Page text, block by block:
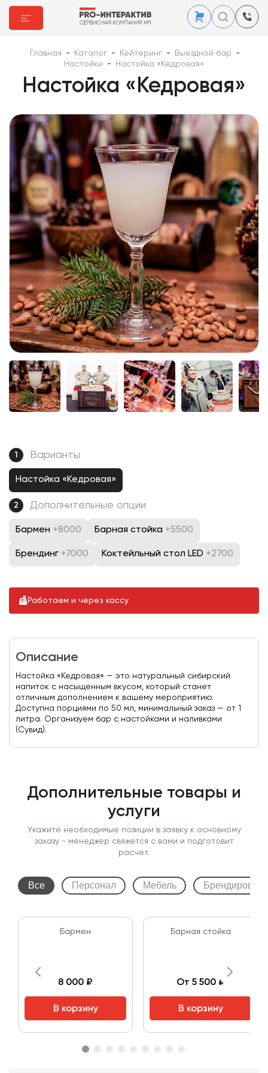
Главная - Каталог - Кейтеринг - Выездной бар
-
Настойки
- Настойка «Кедровая»
Настойка «Кедровая»
1 Варианты
Настойка «Кедровая»
2 Дополнительные опции
Бармен +8000 Барная стойка +5500
Брендинг +7000 Коктейльный стол LED +2700
Работаем и через кассу
Описание
Настойка «Кедровая» — это натуральный сибирский
напиток с насыщенным вкусом, который станет
отличным дополнением к вашему мероприятию.
Доступна порциями по 50 мл, минимальный заказ — от 1
литра. Организуем бар с настойками и наливками
(Сувид).
Дополнительные товары и
услуги
Укажите необходимые позиции в заявку к основному
заказу - менеджер свяжется с вами и подготовит
расчет.
Все Персонал Мебель
Бармен
8 000 ₽
В корзину
Барная стойка
От 5 500 ₽
В корзину